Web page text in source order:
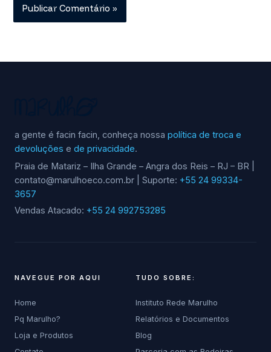
a gente é facin facin, conheça nossa política de troca e
devoluções e de privacidade.
Praia de Matariz – Ilha Grande – Angra dos Reis – RJ – BR |
contato@marulhoeco.com.br | Suporte: +55 24 99334-
3657
Vendas Atacado: +55 24 992753285
NAVEGUE POR AQUI
Home
Pq Marulho?
Loja e Produtos
TUDO SOBRE:
Instituto Rede Marulho
Relatórios e Documentos
Blog